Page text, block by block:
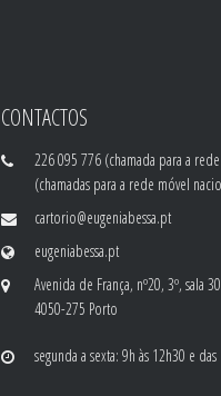
CONTACTOS
226 095 776 (chamada para a
(chamadas para a rede móvel
cartorio@eugeniabessa.pt
eugeniabessa.pt
Avenida de França, nº20, 3º, sala
4050-275 Porto
segunda a sexta: 9h às 12h30 e